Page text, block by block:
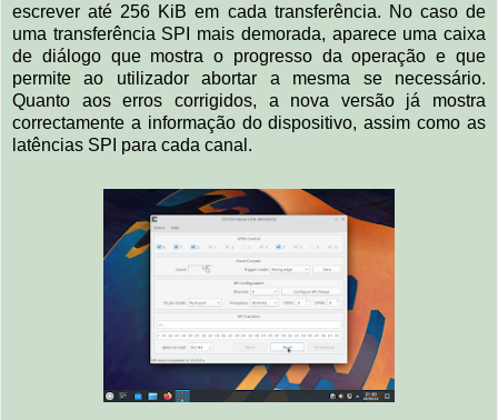
escrever até 256 KiB em cada transferência. No caso de
uma transferência SPI mais demorada, aparece uma caixa
de diálogo que mostra o progresso da operação e que
permite ao utilizador abortar a mesma se necessário.
Quanto aos erros corrigidos, a nova versão já mostra
correctamente a informação do dispositivo, assim como as
latências SPI para cada canal.